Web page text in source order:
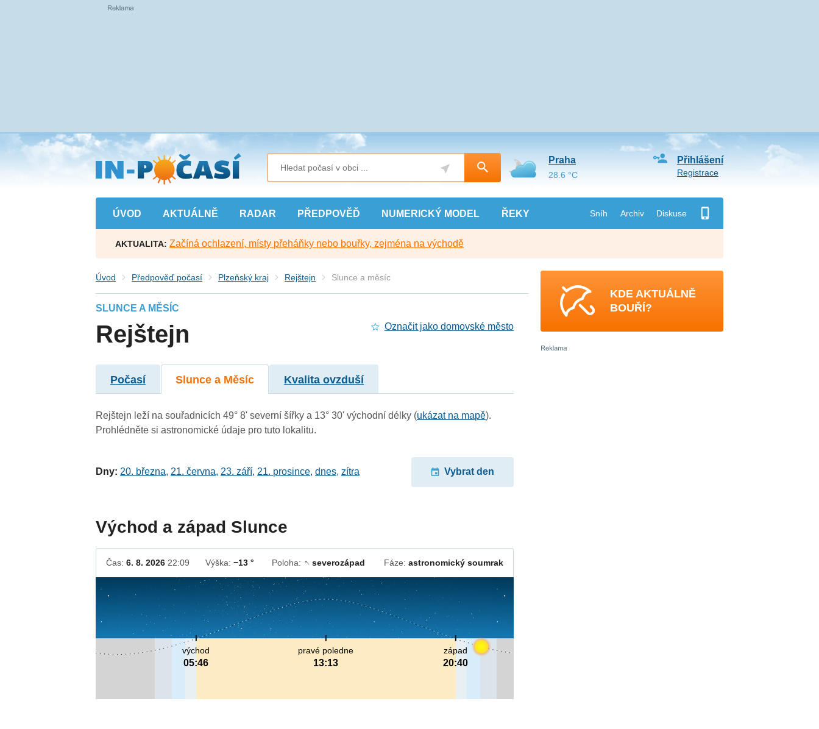
Přejít
na
hlavní
obsah
ÚVOD AKTUÁLNĚ RADAR PŘEDPOVĚĎ NUMERICKÝ MODEL ŘEKY Sníh Archiv Diskuse
Přihlášení
Registrace
Praha
28.6 °C
AKTUALITA: Začíná ochlazení, místy přeháňky nebo bouřky, zejména na východě
Úvod Předpověď počasí Plzeňský kraj Rejštejn Slunce a měsíc
SLUNCE A MĚSÍC
Rejštejn Označit jako domovské město
Počasí Slunce a Měsíc Kvalita ovzduší
Rejštejn leží na souřadnicích 49° 8' severní šířky a 13° 30' východní délky (ukázat na mapě).
Prohlédněte si astronomické údaje pro tuto lokalitu.
Dny: 20. března, 21. června, 23. září, 21. prosince,dnes,zítra Vybrat den
Východ a západ Slunce
Čas:6. 8. 2026 22:09 Výška:−13 ° Poloha: ↓severozápad Fáze: astronomický soumrak
pravé poledne
13:13
východ
05:46
západ
20:40
KDE AKTUÁLNĚ
BOUŘÍ?